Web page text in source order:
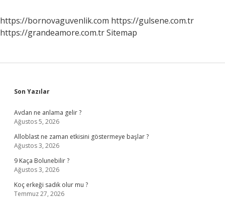
https://bornovaguvenlik.com https://gulsene.com.tr
https://grandeamore.com.trSitemap
Sidebar
Son Yazılar
Avdan ne anlama gelir ?
Ağustos 5, 2026
Alloblast ne zaman etkisini göstermeye başlar ?
Ağustos 3, 2026
9 Kaça Bolunebilir ?
Ağustos 3, 2026
Koç erkeği sadık olur mu ?
Temmuz 27, 2026